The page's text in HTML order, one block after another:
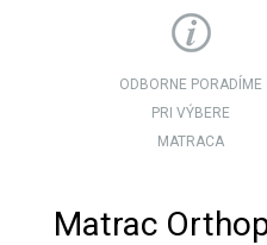
ODBORNE PORADÍME
PRI VÝBERE
MATRACA
Matrac